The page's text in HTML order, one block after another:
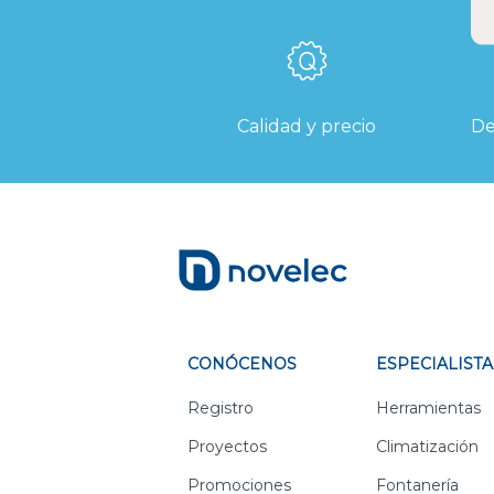
Calidad y precio
CONÓCENOS
Registro
Proyectos
Promociones
Herramientas
Climatización
Fontanería